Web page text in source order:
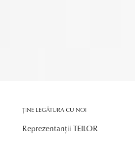
ȚINE LEGĂTURA CU NOI
Reprezentanții TEILOR